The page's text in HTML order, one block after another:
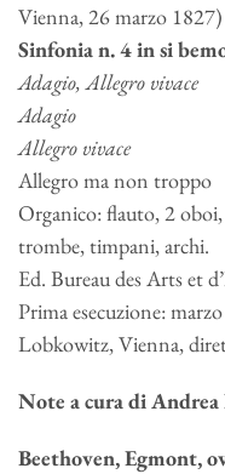
Vienna, 26 marzo 1827)
Sinfonia n. 4 in si
Adagio, Allegro vivace
Adagio
Allegro vivace
Allegro ma non troppo
Organico: flauto, 2
trombe, timpani, archi.
Ed. Bureau des Arts et
Prima esecuzione:
Lobkowitz, Vienna,
Note a cura di
Beethoven, Egmont,